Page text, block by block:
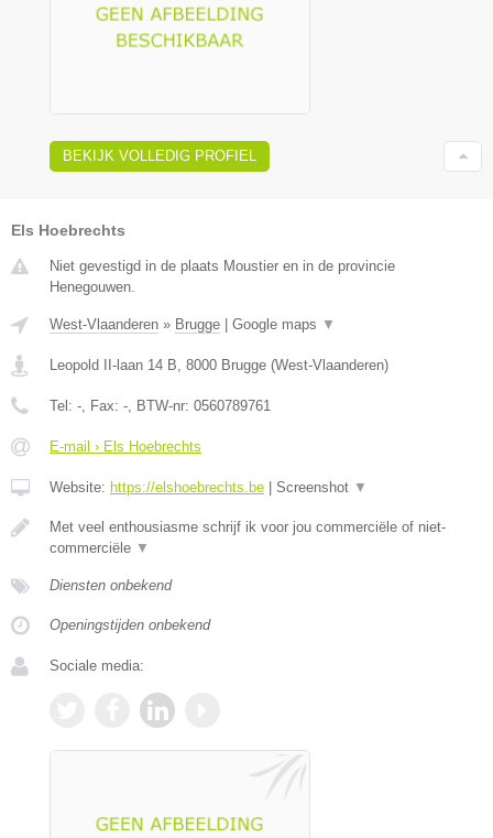
BEKIJK VOLLEDIG PROFIEL
Els Hoebrechts
Niet gevestigd in de plaats Moustier en in de provincie
Henegouwen.
West-Vlaanderen » Brugge | Google maps ▼
Leopold II-laan 14 B 8000 Brugge (West-Vlaanderen)
Tel: - , Fax: - , BTW-nr: 0560789761
E-mail › Els Hoebrechts
Website: https://elshoebrechts.be | Screenshot ▼
Met veel enthousiasme schrijf ik voor jou commerciële of niet-
commerciële ▼
Diensten onbekend
Openingstijden onbekend
Sociale media: